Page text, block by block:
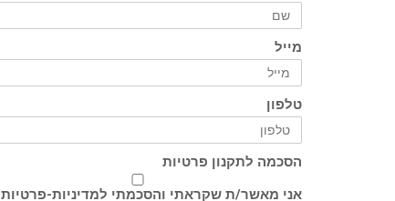
מייל
טלפון
הסכמה לתקנון פרטיות
אני מאשר/ת שקראתי והסכמתי למדיניות-פרטיות